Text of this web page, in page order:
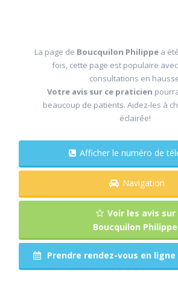
La page de Boucquilon Philippe a
fois, cette page est populaire
consultations en
Votre avis sur ce praticien
beaucoup de patients. Aidez-les à
éclairée!
Afficher le numéro
Navigation
Voir les avis sur
Boucquilon Philippe
Prendre rendez-vous en